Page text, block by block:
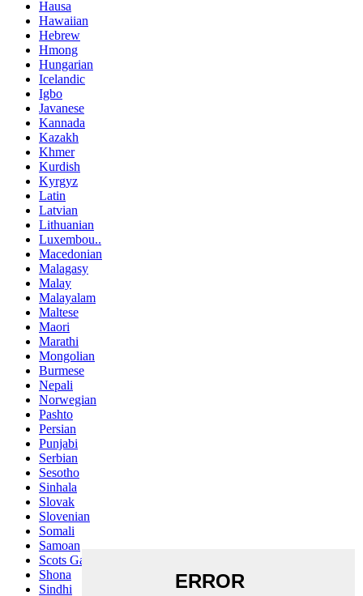
Hausa
Hawaiian
Hebrew
Hmong
Hungarian
Icelandic
Igbo
Javanese
Kannada
Kazakh
Khmer
Kurdish
Kyrgyz
Latin
Latvian
Lithuanian
Luxembou..
Macedonian
Malagasy
Malay
Malayalam
Maltese
Maori
Marathi
Mongolian
Burmese
Nepali
Norwegian
Pashto
Persian
Punjabi
Serbian
Sesotho
Sinhala
Slovak
Slovenian
Somali
Samoan
Scots Gaelic
Shona
Sindhi